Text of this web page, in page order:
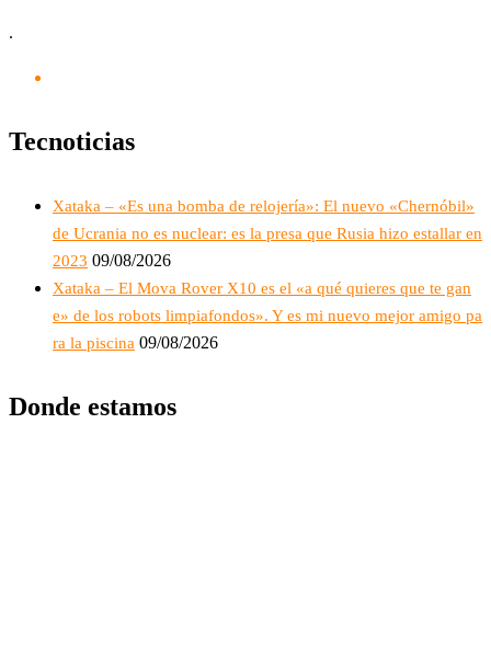
.
Tecnoticias
Xataka – «Es una bomba de relojería»: El nuevo «Chernóbil»
de Ucrania no es nuclear: es la presa que Rusia hizo estallar en
2023 09/08/2026
Xataka – El Mova Rover X10 es el «a qué quieres que te gan
e» de los robots limpiafondos». Y es mi nuevo mejor amigo pa
ra la piscina 09/08/2026
Donde estamos